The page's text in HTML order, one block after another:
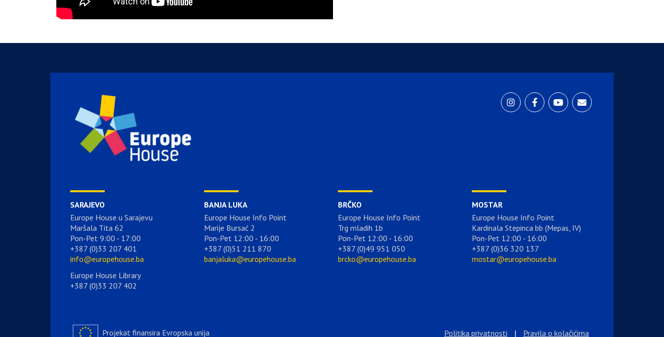
SARAJEVO
Europe House u Sarajevu
Maršala Tita 62
Pon-Pet 9:00 - 17:00
+387 (0)33 207 401
info@europehouse.ba
Europe House Library
+387 (0)33 207 402
BANJA LUKA
Europe House Info Point
Marije Bursać 2
Pon-Pet 12:00 - 16:00
+387 (0)51 211 870
banjaluka@europehouse.ba
BRČKO
Europe House Info Point
Trg mladih 1b
Pon-Pet 12:00 - 16:00
+387 (0)49 951 050
brcko@europehouse.ba
MOSTAR
Europe House Info Point
Kardinala Stepinca bb (Mepas, IV)
Pon-Pet 12:00 - 16:00
+387 (0)36 320 137
mostar@europehouse.ba
Projekat finansira Evropska unija Politika privatnosti | Pravila o kolačićima